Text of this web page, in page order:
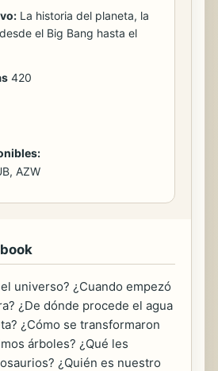
La historia del planeta, la
el Big Bang hasta el
420
AZW
universo? ¿Cuando empezó
¿De dónde procede el agua
¿Cómo se transformaron
árboles? ¿Qué les
¿Quién es nuestro